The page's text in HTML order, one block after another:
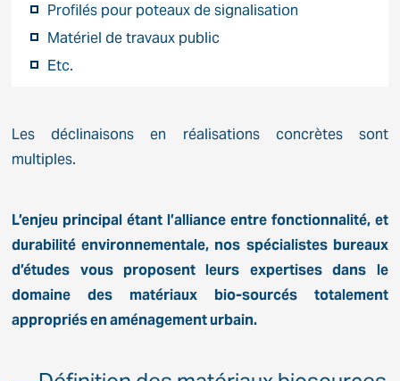
Profilés pour poteaux de signalisation
Matériel de travaux public
Etc.
Les déclinaisons en réalisations concrètes sont
multiples.
L’enjeu principal étant l’alliance entre fonctionnalité, et
durabilité environnementale, nos spécialistes bureaux
d’études vous proposent leurs expertises dans le
domaine des matériaux bio-sourcés totalement
appropriés en aménagement urbain.